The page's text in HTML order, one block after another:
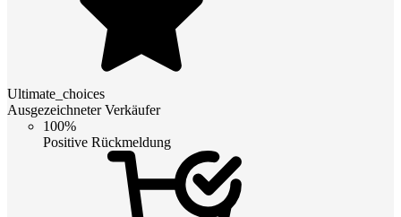
Ultimate_choices
Ausgezeichneter Verkäufer
100%
Positive Rückmeldung